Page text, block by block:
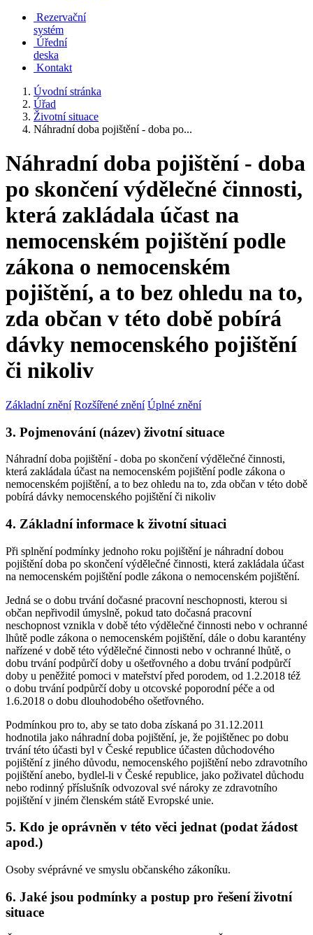
Rezervační
systém
Úřední
deska
Kontakt
Úvodní stránka
Úřad
Životní situace
Náhradní doba pojištění - doba po...
Náhradní doba pojištění - doba
po skončení výdělečné činnosti,
která zakládala účast na
nemocenském pojištění podle
zákona o nemocenském
pojištění, a to bez ohledu na to,
zda občan v této době pobírá
dávky nemocenského pojištění
či nikoliv
Základní znění Rozšířené znění Úplné znění
3. Pojmenování (název) životní situace
Náhradní doba pojištění - doba po skončení výdělečné činnosti,
která zakládala účast na nemocenském pojištění podle zákona o
nemocenském pojištění, a to bez ohledu na to, zda občan v této době
pobírá dávky nemocenského pojištění či nikoliv
4. Základní informace k životní situaci
Při splnění podmínky jednoho roku pojištění je náhradní dobou
pojištění doba po skončení výdělečné činnosti, která zakládala účast
na nemocenském pojištění podle zákona o nemocenském pojištění.
Jedná se o dobu trvání dočasné pracovní neschopnosti, kterou si
občan nepřivodil úmyslně, pokud tato dočasná pracovní
neschopnost vznikla v době této výdělečné činnosti nebo v ochranné
lhůtě podle zákona o nemocenském pojištění, dále o dobu karantény
nařízené v době této výdělečné činnosti nebo v ochranné lhůtě, o
dobu trvání podpůrčí doby u ošetřovného a dobu trvání podpůrčí
doby u peněžité pomoci v mateřství před porodem, od 1.2.2018 též
o dobu trvání podpůrčí doby u otcovské poporodní péče a od
1.6.2018 o dobu dlouhodobého ošetřovného.
Podmínkou pro to, aby se tato doba získaná po 31.12.2011
hodnotila jako náhradní doba pojištění, je, že pojištěnec po dobu
trvání této účasti byl v České republice účasten důchodového
pojištění z jiného důvodu, nemocenského pojištění nebo zdravotního
pojištění anebo, bydlel-li v České republice, jako poživatel důchodu
nebo rodinný příslušník odvozoval své nároky ze zdravotního
pojištění v jiném členském státě Evropské unie.
5. Kdo je oprávněn v této věci jednat (podat žádost
apod.)
Osoby svéprávné ve smyslu občanského zákoníku.
6. Jaké jsou podmínky a postup pro řešení životní
situace